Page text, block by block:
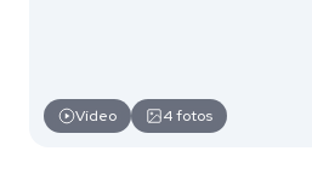
Vídeo 4fotos